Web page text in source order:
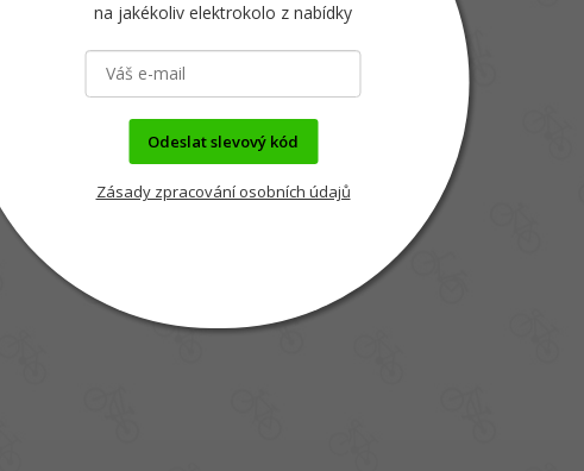
na jakékoliv elektrokolo z nabídky
Odeslat slevový kód
Zásady zpracování osobních údajů